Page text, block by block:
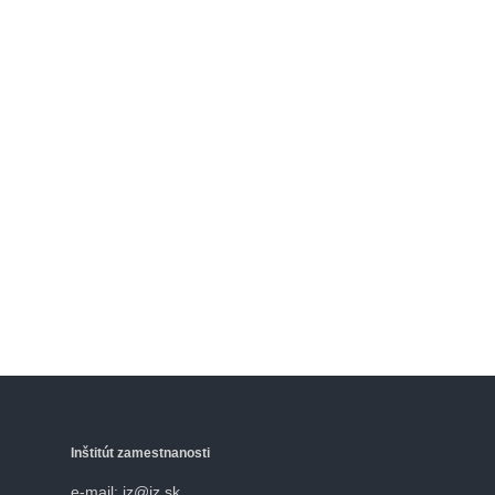
Inštitút zamestnanosti